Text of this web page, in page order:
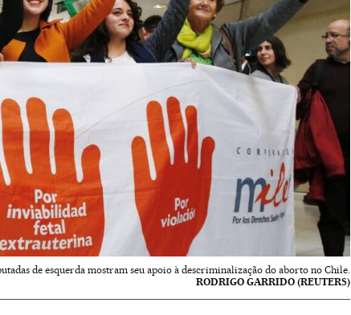
de esquerda mostram seu apoio à descriminalização do aborto no Chile.
RODRIGO GARRIDO (REUTERS)